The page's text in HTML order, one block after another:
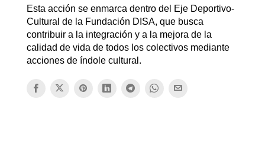
Esta acción se enmarca dentro del Eje Deportivo-
Cultural de la Fundación DISA, que busca
contribuir a la integración y a la mejora de la
calidad de vida de todos los colectivos mediante
acciones de índole cultural.